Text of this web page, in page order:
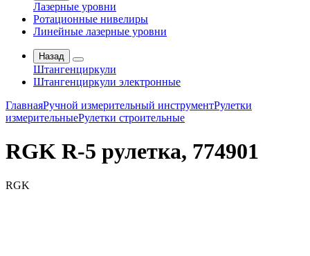
Лазерные уровни
Ротационные нивелиры
Линейные лазерные уровни
Назад
Штангенциркули
Штангенциркули электронные
ГлавнаяРучной измерительный инструментРулетки
измерительныеРулетки строительные
RGK R-5 рулетка, 774901
RGK